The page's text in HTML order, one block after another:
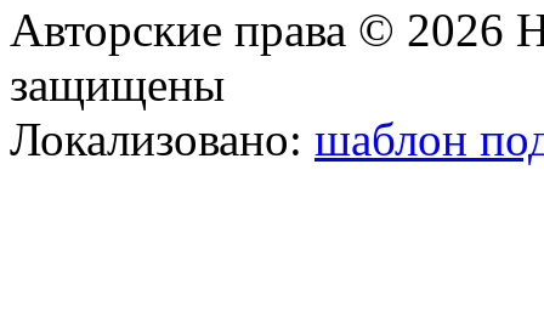
Авторские права © 2026
защищены
Локализовано: шаблон